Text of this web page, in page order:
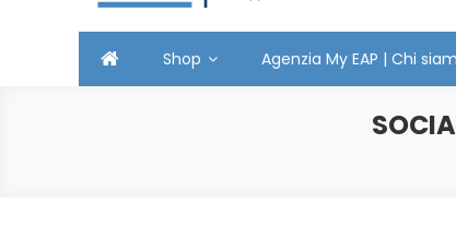
Agenzia MyEAP
Shop Agenzia My EAP | Chi